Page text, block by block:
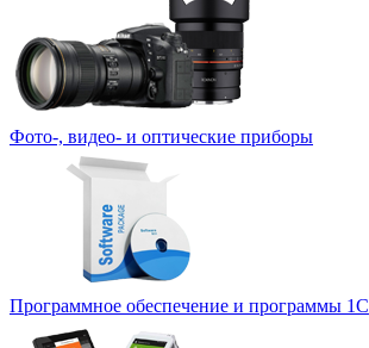
Фото-, видео- и оптические приборы
Программное обеспечение и программы 1С